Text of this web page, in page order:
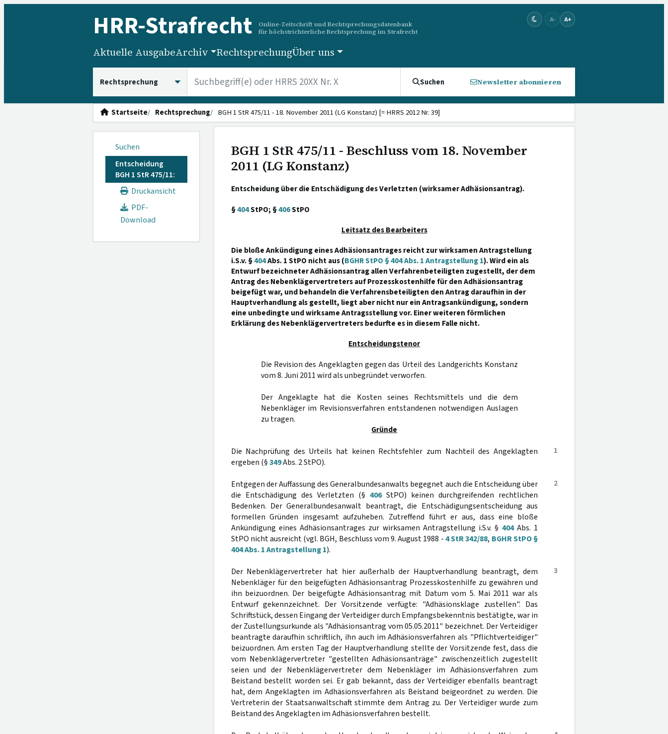
HRR-Strafrecht
Online-Zeitschrift und Rechtsprechungsdatenbank
für höchstrichterliche Rechtsprechung im Strafrecht
A- A+
Aktuelle AusgabeArchiv RechtsprechungÜber uns
Suchen Newsletter abonnieren
Startseite Rechtsprechung BGH 1 StR 475/11 - 18. November 2011 (LG Konstanz) [= HRRS 2012 Nr. 39]
Suchen
Entscheidung
BGH 1 StR 475/11:
Druckansicht
PDF-
Download
BGH 1 StR 475/11 - Beschluss vom 18. November
2011 (LG Konstanz)
Entscheidung über die Entschädigung des Verletzten (wirksamer Adhäsionsantrag).
§404StPO; §406StPO
Leitsatz des Bearbeiters
Die bloße Ankündigung eines Adhäsionsantrages reicht zur wirksamen Antragstellung
i.S.v. §404Abs. 1 StPO nicht aus (BGHR StPO § 404 Abs. 1 Antragstellung 1). Wird ein als
Entwurf bezeichneter Adhäsionsantrag allen Verfahrenbeteiligten zugestellt, der dem
Antrag des Nebenklägervertreters auf Prozesskostenhilfe für den Adhäsionsantrag
beigefügt war, und behandeln die Verfahrensbeteiligten den Antrag daraufhin in der
Hauptverhandlung als gestellt, liegt aber nicht nur ein Antragsankündigung, sondern
eine unbedingte und wirksame Antragsstellung vor. Einer weiteren förmlichen
Erklärung des Nebenklägervertreters bedurfte es in diesem Falle nicht.
Entscheidungstenor
Die Revision des Angeklagten gegen das Urteil des Landgerichts Konstanz
vom 8. Juni 2011 wird als unbegründet verworfen.
Der Angeklagte hat die Kosten seines Rechtsmittels und die dem
Nebenkläger im Revisionsverfahren entstandenen notwendigen Auslagen
zu tragen.
Gründe
1
Die Nachprüfung des Urteils hat keinen Rechtsfehler zum Nachteil des Angeklagten
ergeben (§349Abs. 2 StPO).
2
Entgegen der Auffassung des Generalbundesanwalts begegnet auch die Entscheidung über
die Entschädigung des Verletzten (§ 406StPO) keinen durchgreifenden rechtlichen
Bedenken. Der Generalbundesanwalt beantragt, die Entschädigungsentscheidung aus
formellen Gründen insgesamt aufzuheben. Zutreffend führt er aus, dass eine bloße
Ankündigung eines Adhäsionsantrages zur wirksamen Antragstellung i.S.v. § 404Abs. 1
StPO nicht ausreicht (vgl. BGH, Beschluss vom 9. August 1988 -4 StR 342/88, BGHR StPO §
404 Abs. 1 Antragstellung 1).
3
Der Nebenklägervertreter hat hier außerhalb der Hauptverhandlung beantragt, dem
Nebenkläger für den beigefügten Adhäsionsantrag Prozesskostenhilfe zu gewähren und
ihn beizuordnen. Der beigefügte Adhäsionsantrag mit Datum vom 5. Mai 2011 war als
Entwurf gekennzeichnet. Der Vorsitzende verfügte: "Adhäsionsklage zustellen". Das
Schriftstück, dessen Eingang der Verteidiger durch Empfangsbekenntnis bestätigte, war in
der Zustellungsurkunde als "Adhäsionsantrag vom 05.05.2011" bezeichnet. Der Verteidiger
beantragte daraufhin schriftlich, ihn auch im Adhäsionsverfahren als "Pflichtverteidiger"
beizuordnen. Am ersten Tag der Hauptverhandlung stellte der Vorsitzende fest, dass die
vom Nebenklägervertreter "gestellten Adhäsionsanträge" zwischenzeitlich zugestellt
seien und der Nebenklägervertreter dem Nebenkläger im Adhäsionsverfahren zum
Beistand bestellt worden sei. Er gab bekannt, dass der Verteidiger ebenfalls beantragt
hat, dem Angeklagten im Adhäsionsverfahren als Beistand beigeordnet zu werden. Die
Vertreterin der Staatsanwaltschaft stimmte dem Antrag zu. Der Verteidiger wurde zum
Beistand des Angeklagten im Adhäsionsverfahren bestellt.